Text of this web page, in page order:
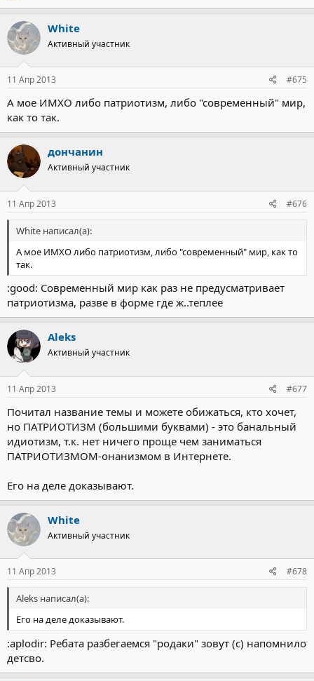
White
Активный участник
11 Апр 2013 #675
А мое ИМХО либо патриотизм, либо "современный" мир,
как то так.
дончанин
Активный участник
11 Апр 2013 #676
White написал(а):
А мое ИМХО либо патриотизм, либо "современный" мир, как то
так.
:good: Современный мир как раз не предусматривает
патриотизма, разве в форме где ж..теплее
Aleks
Активный участник
11 Апр 2013 #677
Почитал название темы и можете обижаться, кто хочет,
но ПАТРИОТИЗМ (большими буквами) - это банальный
идиотизм, т.к. нет ничего проще чем заниматься
ПАТРИОТИЗМОМ-онанизмом в Интернете.
Его на деле доказывают.
White
Активный участник
11 Апр 2013 #678
Aleks написал(а):
Его на деле доказывают.
:aplodir: Ребата разбегаемся "родаки" зовут (с) напомнило
детсво.